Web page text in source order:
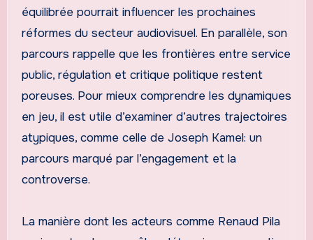
équilibrée pourrait influencer les prochaines
réformes du secteur audiovisuel. En parallèle, son
parcours rappelle que les frontières entre service
public, régulation et critique politique restent
poreuses. Pour mieux comprendre les dynamiques
en jeu, il est utile d’examiner d’autres trajectoires
atypiques, comme celle de Joseph Kamel: un
parcours marqué par l’engagement et la
controverse.
La manière dont les acteurs comme Renaud Pila